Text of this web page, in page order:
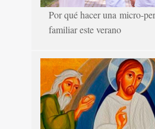
Por qué hacer una micro-
familiar este verano